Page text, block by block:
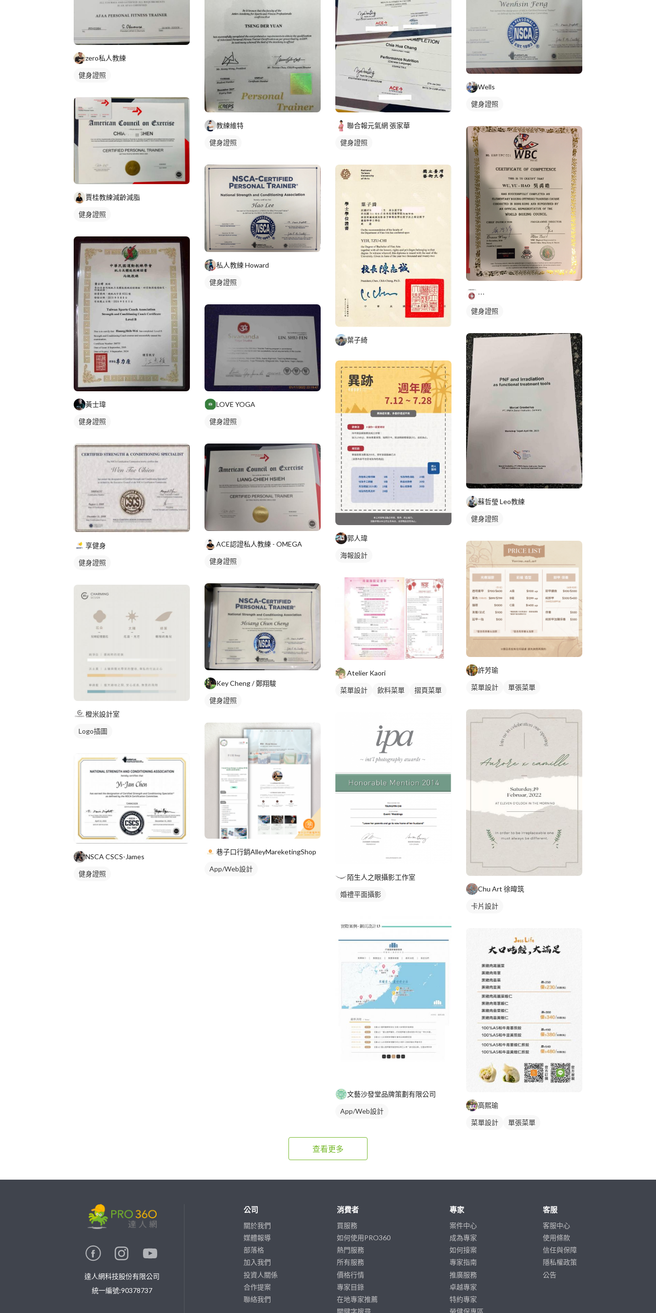
zero私人教練
健身證照
賈桂教練減齡減脂
健身證照
黃士瑋
健身證照
享健身
健身證照
橙米設計室
Logo插圖
NSCA CSCS-James
健身證照
教練維特
健身證照
私人教練 Howard
健身證照
LOVE YOGA
健身證照
ACE認證私人教練 - OMEGA
健身證照
Key Cheng / 鄭翔駿
健身證照
巷子口行銷AlleyMareketingShop
App/Web設計
聯合報元氣網 張家華
健身證照
葉子綺
郭人瑋
海報設計
Atelier Kaori
菜單設計 飲料菜單 摺頁菜單
陌生人之眼攝影工作室
婚禮平面攝影
文藝沙發堂品牌策劃有限公司
App/Web設計
Wells
健身證照
⋯
健身證照
蘇哲瑩 Leo教練
健身證照
許芳瑜
菜單設計 單張菜單
Chu Art 徐暐筑
卡片設計
高熙瑜
菜單設計 單張菜單
查看更多
達人網科技股份有限公司
統一編號:90378737
公司
關於我們
媒體報導
部落格
加入我們
投資人關係
合作提案
聯絡我們
消費者
買服務
如何使用PRO360
熱門服務
所有服務
價格行情
專家目錄
在地專家推薦
關鍵字搜尋
專家
案件中心
成為專家
如何接案
專家指南
推廣服務
卓越專家
特約專家
勞健保專區
客服
客服中心
使用條款
信任與保障
隱私權政策
公告